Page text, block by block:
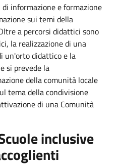
informazione e formazione
sui temi della
a percorsi didattici sono
la realizzazione di una
un'orto didattico e la
si prevede la
della comunità locale
tema della condivisione
di una Comunità
inclusive